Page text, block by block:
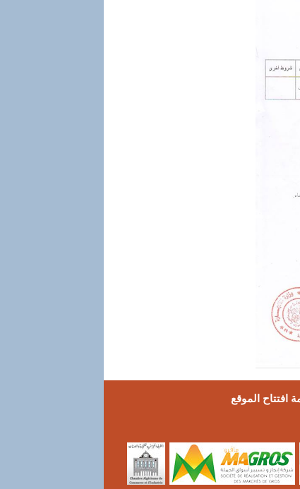
افتتاح الموقع